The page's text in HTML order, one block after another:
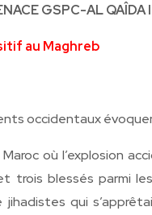
GSPC-AL
au Maghreb
occidentaux
où l’explosion
trois blessés parmi
qui